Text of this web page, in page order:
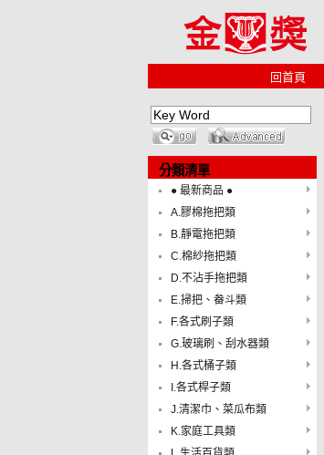
回首頁
分類清單
● 最新商品 ●
A.膠棉拖把類
B.靜電拖把類
C.棉紗拖把類
D.不沾手拖把類
E.掃把、畚斗類
F.各式刷子類
G.玻璃刷、刮水器類
H.各式桶子類
I.各式桿子類
J.清潔巾、菜瓜布類
K.家庭工具類